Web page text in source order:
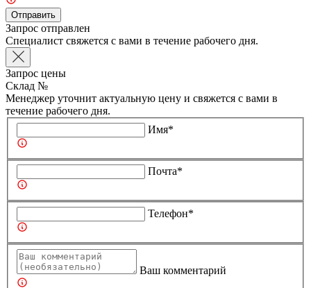
Отправить
Запрос отправлен
Специалист свяжется с вами в течение рабочего дня.
Запрос цены
Склад №
Менеджер уточнит актуальную цену и свяжется с вами в
течение рабочего дня.
Имя*
Почта*
Телефон*
Ваш комментарий